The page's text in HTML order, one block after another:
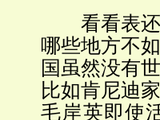
看看表还
哪些地方不
国虽然没有
比如肯尼迪
毛岸英即使